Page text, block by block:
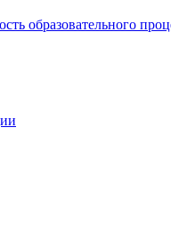
образовательного